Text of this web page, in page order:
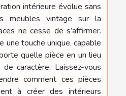
intérieure évolue sans
meubles vintage sur la
ne cesse de s’affirmer.
une touche unique, capable
quelle pièce en un lieu
caractère. Laissez-vous
comment ces pièces
à créer des intérieurs